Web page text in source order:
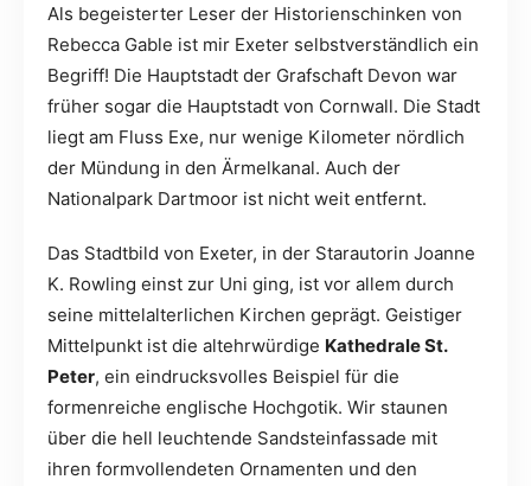
Als begeisterter Leser der Historienschinken von
Rebecca Gable ist mir Exeter selbstverständlich ein
Begriff! Die Hauptstadt der Grafschaft Devon war
früher sogar die Hauptstadt von Cornwall. Die Stadt
liegt am Fluss Exe, nur wenige Kilometer nördlich
der Mündung in den Ärmelkanal. Auch der
Nationalpark Dartmoor ist nicht weit entfernt.
Das Stadtbild von Exeter, in der Starautorin Joanne
K. Rowling einst zur Uni ging, ist vor allem durch
seine mittelalterlichen Kirchen geprägt. Geistiger
Mittelpunkt ist die altehrwürdige Kathedrale St.
Peter, ein eindrucksvolles Beispiel für die
formenreiche englische Hochgotik. Wir staunen
über die hell leuchtende Sandsteinfassade mit
ihren formvollendeten Ornamenten und den